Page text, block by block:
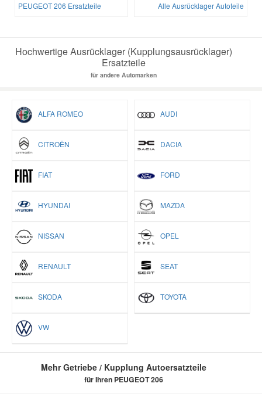
PEUGEOT 206 Ersatzteile Alle Ausrücklager Autoteile
Hochwertige Ausrücklager (Kupplungsausrücklager)
Ersatzteile
für andere Automarken
ALFA ROMEO AUDI
CITROËN DACIA
FIAT FORD
HYUNDAI MAZDA
NISSAN OPEL
RENAULT SEAT
SKODA TOYOTA
VW
Mehr Getriebe / Kupplung Autoersatzteile
für Ihren PEUGEOT 206